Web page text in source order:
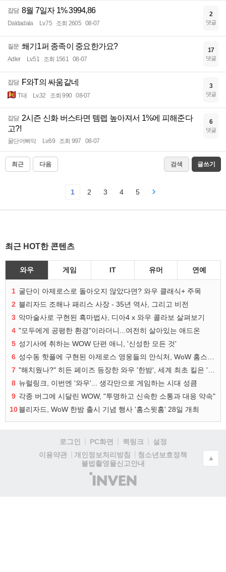
잡담 8월 7일자 1% 3994,86
Daldadala Lv.75 조회 2605 08-07
2
댓글
질문 쐐기1퍼 종족이 중요한가요?
Adler Lv.51 조회 1561 08-07
17
댓글
잡담 F와T의 싸움같네
T태 Lv.32 조회 990 08-07
3
댓글
잡담 2시즌 신화 버스타면 템렙 높아져서 1%에 피해준다
고?!
꿀단어빠악 Lv.69 조회 997 08-07
6
댓글
최근 다음 검색 글쓰기
1 2 3 4 5
최근 HOT한 콘텐츠
와우 게임 IT 유머 연예
1 굴단이 아제로스로 돌아오지 않았다면? 와우 클래식+ 주목
2 블리자드 조해나 패리스 사장 - 35년 역사, 그리고 비전
3 악마술사로 구현된 흑마법사, 디아4 x 와우 콜라보 살펴보기
4 "모두에게 공평한 환경"이라더니...여전히 살아있는 애드온
5 성기사에 취하는 WOW 단편 애니, '신성한 모든 것'
6
7
8 뉴럴링크, 이번엔 '와우'... 생각만으로 게임하는 시대 성큼
9 각종 버그에 시달린 WOW, "투명하고 신속한 소통과 대응 약속"
10블리자드, WoW 한밤 출시 기념 행사 '홈스윗홈' 28일 개최
로그인 PC화면 퀵링크
설정
이용약관
개인정보처리방침
청소년보호정책
불법촬영물신고안내
(주)
인
▲